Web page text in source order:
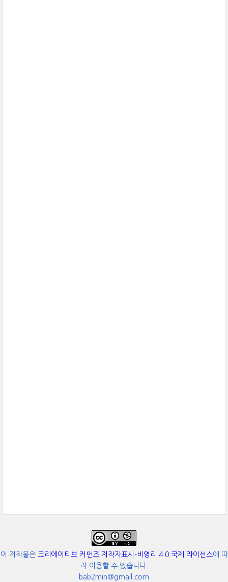
이 저작물은 크리에이티브 커먼즈 저작자표시-비영리 4.0 국제 라이선스에 따
라 이용할 수 있습니다.
bab2min@gmail.com